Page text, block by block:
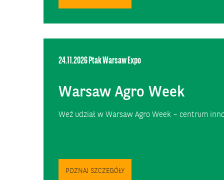
24.11.2026Ptak Warsaw Expo
Warsaw Agro Week
Weź udział w Warsaw Agro Week – centrum
POZNAJ SZCZEGÓŁY